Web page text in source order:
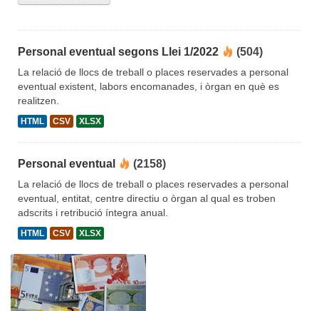
Personal eventual segons Llei 1/2022 (504)
La relació de llocs de treball o places reservades a personal
eventual existent, labors encomanades, i òrgan en què es
realitzen.
HTML CSV XLSX
Personal eventual (2158)
La relació de llocs de treball o places reservades a personal
eventual, entitat, centre directiu o òrgan al qual es troben
adscrits i retribució íntegra anual.
HTML CSV XLSX